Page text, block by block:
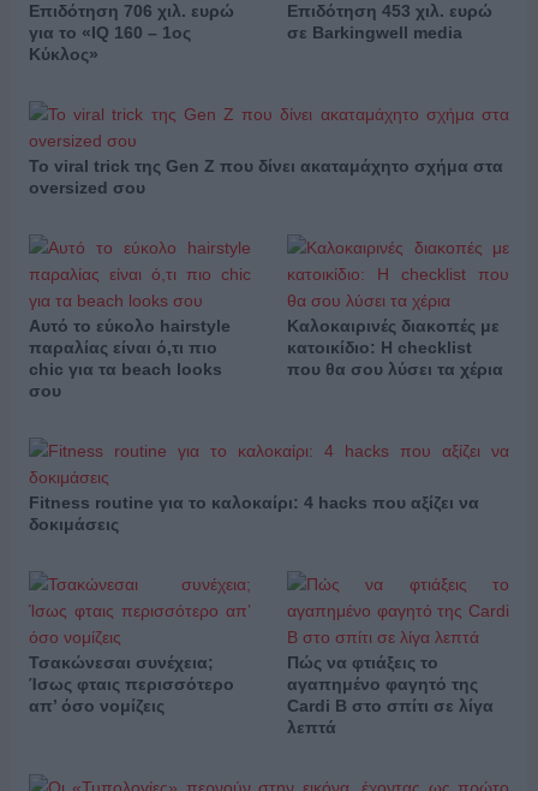
Επιδότηση 706 χιλ. ευρώ
για το «IQ 160 – 1ος
Κύκλος»
Επιδότηση 453 χιλ. ευρώ
σε Barkingwell media
Το viral trick της Gen Z που δίνει ακαταμάχητο σχήμα στα
oversized σου
Αυτό το εύκολο hairstyle
παραλίας είναι ό,τι πιο
chic για τα beach looks
σου
Καλοκαιρινές διακοπές με
κατοικίδιο: Η checklist
που θα σου λύσει τα χέρια
Fitness routine για το καλοκαίρι: 4 hacks που αξίζει να
δοκιμάσεις
Τσακώνεσαι συνέχεια;
Ίσως φταις περισσότερο
απ’ όσο νομίζεις
Πώς να φτιάξεις το
αγαπημένο φαγητό της
Cardi B στο σπίτι σε λίγα
λεπτά